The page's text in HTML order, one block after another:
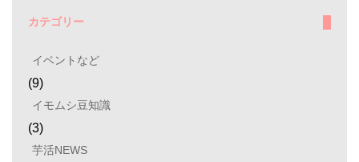
カテゴリー
イベントなど
(9)
イモムシ豆知識
(3)
芋活NEWS